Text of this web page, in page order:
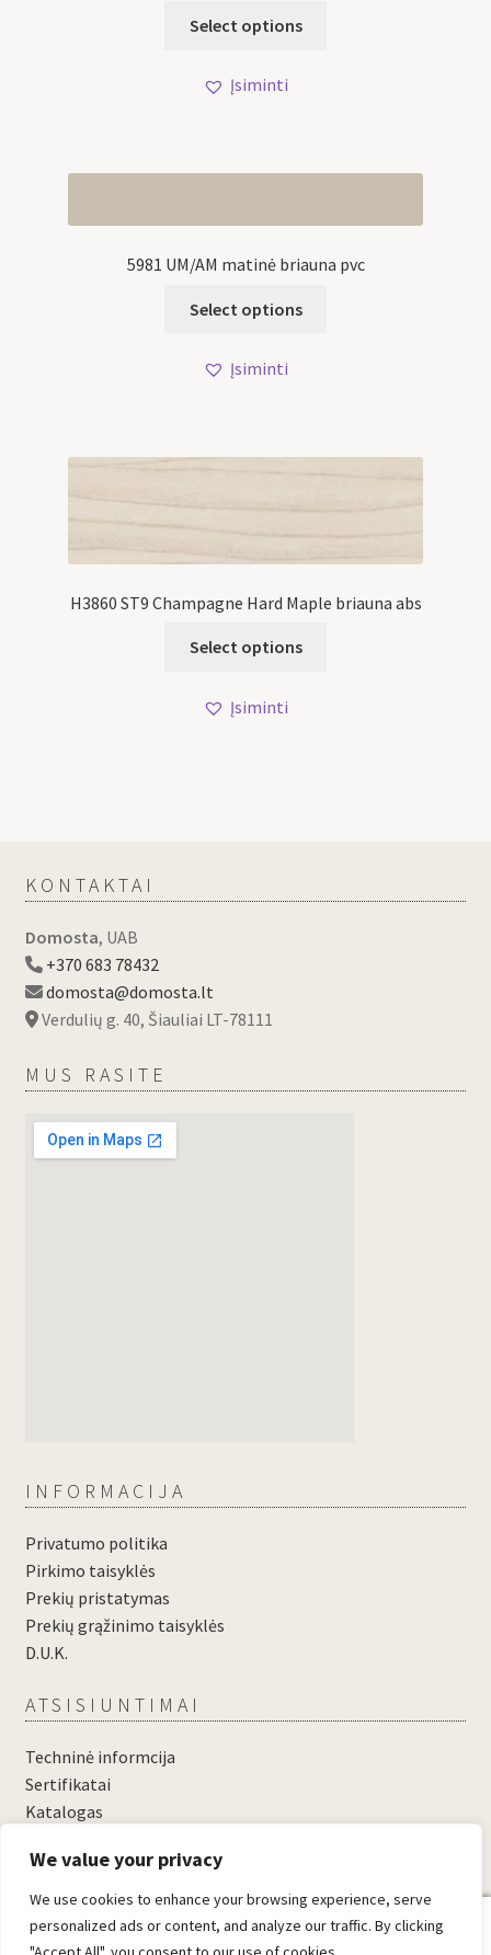
We value your privacy
We use cookies to enhance your browsing experience, serve
personalized ads or content, and analyze our traffic. By clicking
Select options
Įsiminti
5981 UM/AM matinė briauna pvc
Select options
Įsiminti
H3860 ST9 Champagne Hard Maple briauna abs
Select options
Įsiminti
KONTAKTAI
Domosta, UAB
+370 683 78432
domosta@domosta.lt
Verdulių g. 40, Šiauliai LT-78111
MUS RASITE
INFORMACIJA
Privatumo politika
Pirkimo taisyklės
Prekių pristatymas
Prekių grąžinimo taisyklės
D.U.K.
ATSISIUNTIMAI
Techninė informcija
Sertifikatai
Katalogas
....
0